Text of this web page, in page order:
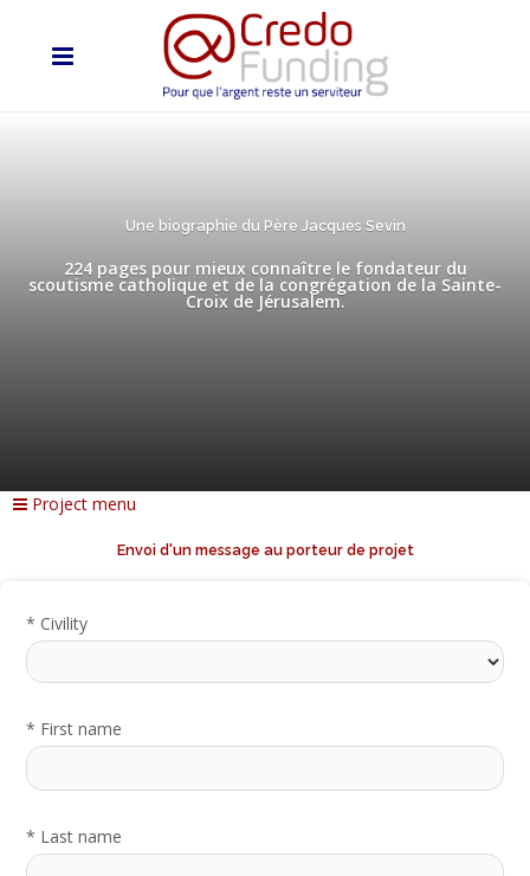
Une biographie du Père Jacques Sevin
224 pages pour mieux connaître le fondateur du
scoutisme catholique et de la congrégation de la Sainte-
Croix de Jérusalem.
Project menu
Envoi d'un message au porteur de projet
* Civility
* First name
* Last name